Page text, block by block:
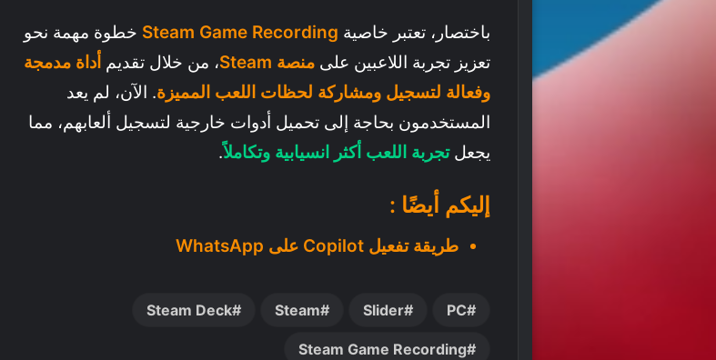
باختصار، تعتبر خاصية Steam Game Recording خطوة مهمة نحو
تعزيز تجربة اللاعبين على منصة Steam ، من خلال تقديم أداة مدمجة
وفعالة لتسجيل ومشاركة لحظات اللعب المميزة. الآن، لم يعد
المستخدمون بحاجة إلى تحميل أدوات خارجية لتسجيل ألعابهم، مما
يجعلتجربة اللعب أكثر انسيابية وتكاملاً.
إليكم أيضًا :
طريقة تفعيل Copilot على WhatsApp
PC
Slider
Steam
Steam Deck
Steam Game Recording